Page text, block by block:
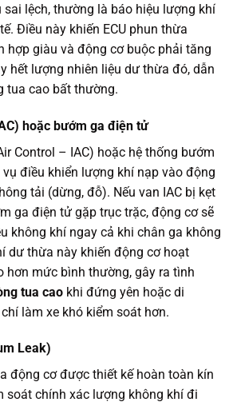
sai lệch, thường là báo hiệu lượng khí
Điều này khiến ECU phun thừa
hợp giàu và động cơ buộc phải tăng
hết lượng nhiên liệu dư thừa đó, dẫn
tua cao bất thường.
hoặc bướm ga điện tử
Control – IAC) hoặc hệ thống bướm
điều khiển lượng khí nạp vào động
tải (dừng, đỗ). Nếu van IAC bị kẹt
ga điện tử gặp trục trặc, động cơ sẽ
không khí ngay cả khi chân ga không
dư thừa này khiến động cơ hoạt
hơn mức bình thường, gây ra tình
tua cao khi đứng yên hoặc di
làm xe khó kiểm soát hơn.
Leak)
động cơ được thiết kế hoàn toàn kín
soát chính xác lượng không khí đi